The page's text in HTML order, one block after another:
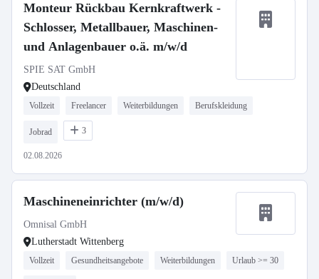
Monteur Rückbau Kernkraftwerk -
Schlosser, Metallbauer, Maschinen-
und Anlagenbauer o.ä. m/w/d
SPIE SAT GmbH
Deutschland
Vollzeit Freelancer Weiterbildungen Berufskleidung
Jobrad 3
02.08.2026
Maschineneinrichter (m/w/d)
Omnisal GmbH
Lutherstadt Wittenberg
Vollzeit Gesundheitsangebote Weiterbildungen Urlaub >= 30